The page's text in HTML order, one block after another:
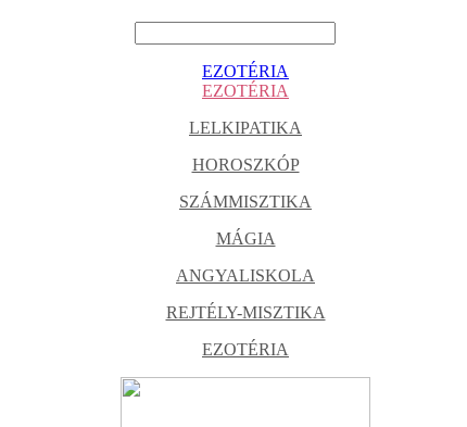
EZOTÉRIA
EZOTÉRIA
LELKIPATIKA
HOROSZKÓP
SZÁMMISZTIKA
MÁGIA
ANGYALISKOLA
REJTÉLY-MISZTIKA
EZOTÉRIA